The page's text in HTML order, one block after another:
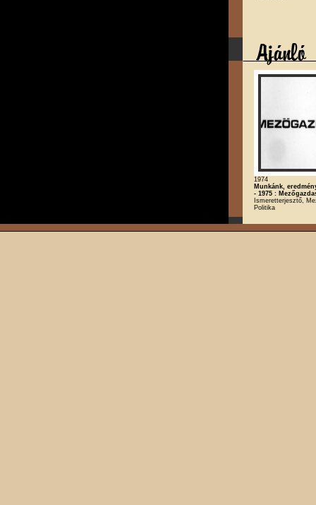
1974
Munkánk,
- 1975 :
Ismeretterjesztő,
Politika